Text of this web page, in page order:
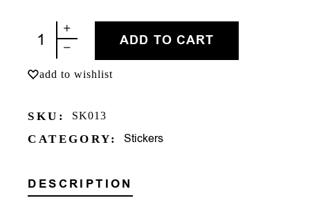
ΛΟΒ ΜΠΟΜΠΕΡΣ quantity
ADD TO CART
add to wishlist
SKU: SK013
CATEGORY: Stickers
DESCRIPTION